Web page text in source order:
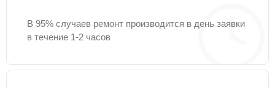
В 95% случаев ремонт производится в день заявки
в течение 1-2 часов